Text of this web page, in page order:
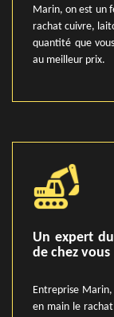
Marin, on est un
rachat cuivre,
quantité que
au meilleur prix.
Un expert
de chez vous
Entreprise
en main le